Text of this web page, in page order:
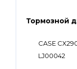
Тормозной
CASE
LJ00042